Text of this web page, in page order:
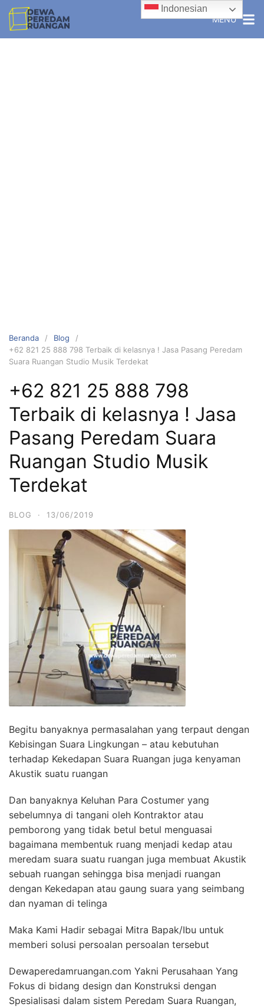
MENU
Beranda
Blog
+62 821 25 888 798 Terbaik di kelasnya ! Jasa Pasang Peredam
Suara Ruangan Studio Musik Terdekat
+62 821 25 888 798
Terbaik di kelasnya ! Jasa
Pasang Peredam Suara
Ruangan Studio Musik
Terdekat
BLOG · 13/06/2019
Begitu banyaknya permasalahan yang terpaut dengan
Kebisingan Suara Lingkungan – atau kebutuhan
terhadap Kekedapan Suara Ruangan juga kenyaman
Akustik suatu ruangan
Dan banyaknya Keluhan Para Costumer yang
sebelumnya di tangani oleh Kontraktor atau
pemborong yang tidak betul betul menguasai
bagaimana membentuk ruang menjadi kedap atau
meredam suara suatu ruangan juga membuat Akustik
sebuah ruangan sehingga bisa menjadi ruangan
dengan Kekedapan atau gaung suara yang seimbang
dan nyaman di telinga
Maka Kami Hadir sebagai Mitra Bapak/Ibu untuk
memberi solusi persoalan persoalan tersebut
Dewaperedamruangan.com Yakni Perusahaan Yang
Fokus di bidang design dan Konstruksi dengan
Spesialisasi dalam sistem Peredam Suara Ruangan,
Indonesian